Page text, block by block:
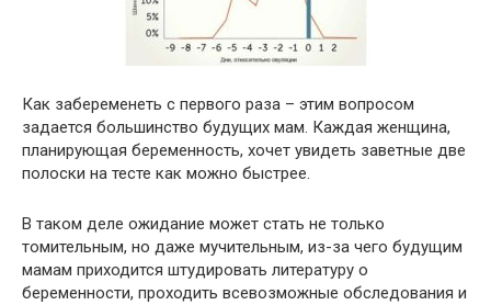
Как забеременеть с первого раза – этим вопросом
задается большинство будущих мам. Каждая женщина,
планирующая беременность, хочет увидеть заветные две
полоски на тесте как можно быстрее.
В таком деле ожидание может стать не только
томительным, но даже мучительным, из-за чего будущим
мамам приходится штудировать литературу о
беременности, проходить всевозможные обследования и